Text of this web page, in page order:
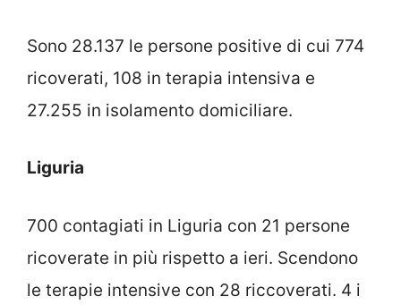
Sono 28.137 le persone positive di cui 774
ricoverati, 108 in terapia intensiva e
27.255 in isolamento domiciliare.
Liguria
700 contagiati in Liguria con 21 persone
ricoverate in più rispetto a ieri. Scendono
le terapie intensive con 28 riccoverati. 4 i